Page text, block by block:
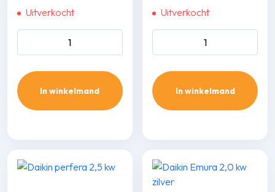
Uitverkocht
Daikin Emura 2,0 kw wit
aantal
In winkelmand
Uitverkocht
Daikin Emura 2,5 kw zilver
aantal
In winkelmand